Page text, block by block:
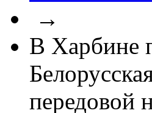
→
В Харбине
передовой